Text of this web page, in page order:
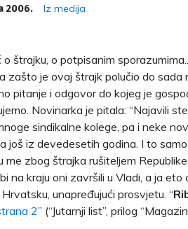
2006. Iz medija
o štrajku, o potpisanim
zašto je ovaj štrajk polučio do
pitanje i odgovor do kojeg je
Novinarka je pitala: “Najavili
sindikalne kolege, pa i neke
još iz devedesetih godina. I to
me zbog štrajka rušiteljem
na kraju oni završili u Vladi, a ja
unapređujući prosvjetu. “
2” (“Jutarnji list”, prilog